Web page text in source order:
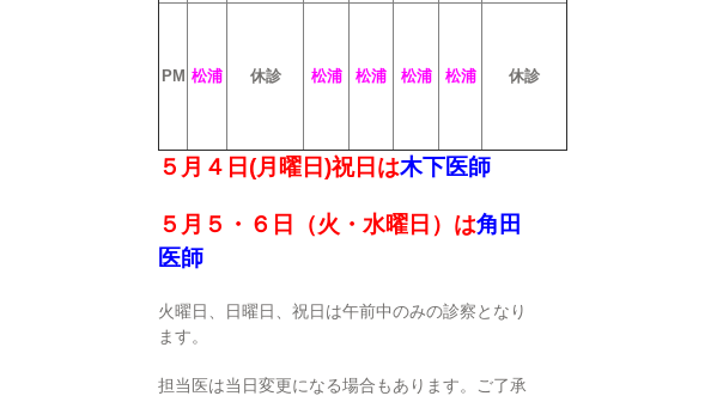
PM 松浦 休診 松浦 松浦 松浦 松浦 休診
５月４日(月 曜日)祝日は木下医師
５月５・６日（火・水曜日）は角田
医師
火曜日、日曜日、祝日は午前中のみの診察となり
ます。
担当医は当日変更になる場合もあります。ご了承